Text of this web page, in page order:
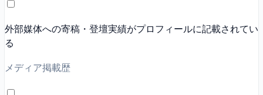
外部媒体への寄稿・登壇実績がプロフィールに記載されてい
る
メディア掲載歴